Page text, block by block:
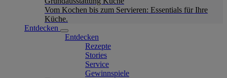
Vom Kochen bis zum Servieren: Essentials für Ihre
Küche.
Entdecken
Entdecken
Rezepte
Stories
Service
Gewinnspiele